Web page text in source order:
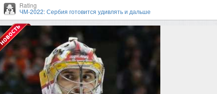
Rating
ЧМ-2022: Сербия готовится удивлять и дальше